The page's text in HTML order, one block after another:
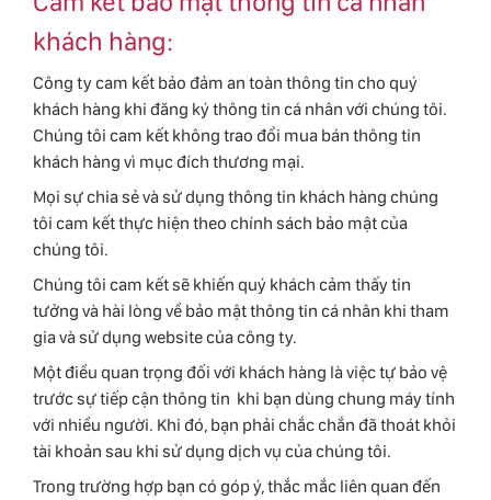
khách hàng:
Công ty cam kết bảo đảm an toàn thông tin cho quý
khách hàng khi đăng ký thông tin cá nhân với chúng tôi.
Chúng tôi cam kết không trao đổi mua bán thông tin
khách hàng vì mục đích thương mại.
Mọi sự chia sẻ và sử dụng thông tin khách hàng chúng
tôi cam kết thực hiện theo chính sách bảo mật của
chúng tôi.
Chúng tôi cam kết sẽ khiến quý khách cảm thấy tin
tưởng và hài lòng về bảo mật thông tin cá nhân khi tham
gia và sử dụng website của công ty.
Một điều quan trọng đối với khách hàng là việc tự bảo vệ
trước sự tiếp cận thông tin khi bạn dùng chung máy tính
với nhiều người. Khi đó, bạn phải chắc chắn đã thoát khỏi
tài khoản sau khi sử dụng dịch vụ của chúng tôi.
Trong trường hợp bạn có góp ý, thắc mắc liên quan đến